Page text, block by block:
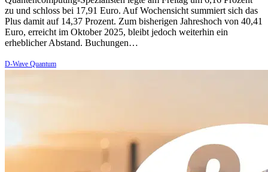
zu und schloss bei 17,91 Euro. Auf Wochensicht summiert sich das
Plus damit auf 14,37 Prozent. Zum bisherigen Jahreshoch von 40,41
Euro, erreicht im Oktober 2025, bleibt jedoch weiterhin ein
erheblicher Abstand. Buchungen…
D-Wave Quantum